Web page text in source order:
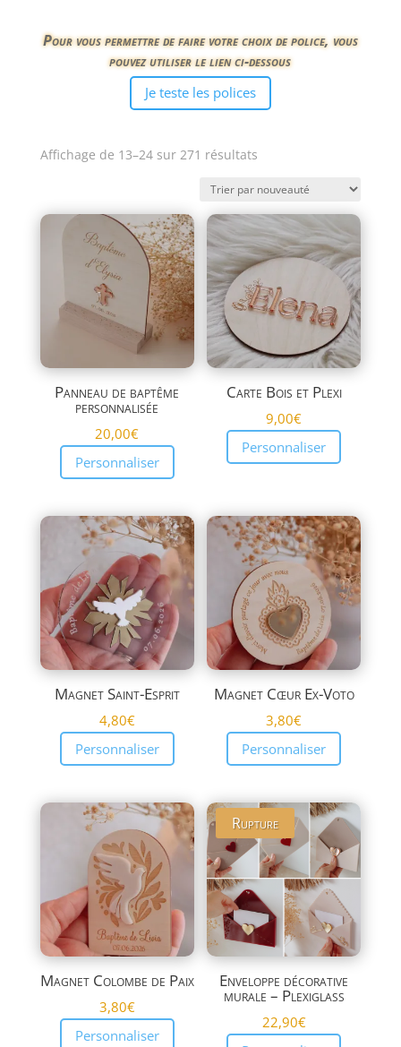
Pour vous permettre de faire votre choix de police, vous
pouvez utiliser le lien ci-dessous
Je teste les polices
Affichage de 13–24 sur 271 résultatsTrié
plus
récent
au
plus
ancien
Panneau de baptême
personnalisée
20,00€
Personnaliser
Carte Bois et Plexi
9,00€
Personnaliser
Magnet Saint-Esprit
4,80€
Personnaliser
Magnet Cœur Ex-Voto
3,80€
Personnaliser
Magnet Colombe de Paix
3,80€
Personnaliser
Rupture
Enveloppe décorative
murale – Plexiglass
22,90€